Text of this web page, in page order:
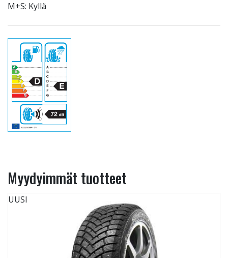
M+S: Kyllä
Myydyimmät tuotteet
UUSI